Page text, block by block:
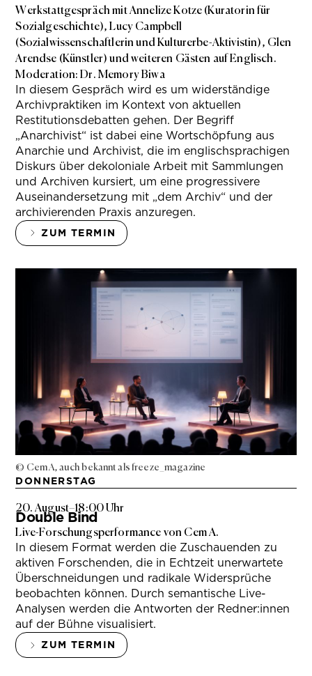
Werkstattgespräch mit Annelize Kotze (Kuratorin für
Sozialgeschichte), Lucy Campbell
(Sozialwissenschaftlerin und Kulturerbe-Aktivistin), Glen
Arendse (Künstler) und weiteren Gästen auf Englisch.
Moderation: Dr. Memory Biwa
In diesem Gespräch wird es um widerständige
Archivpraktiken im Kontext von aktuellen
Restitutionsdebatten gehen. Der Begriff
„Anarchivist“ ist dabei eine Wortschöpfung aus
Anarchie und Archivist, die im englischsprachigen
Diskurs über dekoloniale Arbeit mit Sammlungen
und Archiven kursiert, um eine progressivere
Auseinandersetzung mit „dem Archiv“ und der
archivierenden Praxis anzuregen.
ZUM TERMIN
© Cem A, auch bekannt als freeze_magazine
DONNERSTAG
20. August–18:00 Uhr
Double Bind
Live-Forschungsperformance von Cem A.
In diesem Format werden die Zuschauenden zu
aktiven Forschenden, die in Echtzeit unerwartete
Überschneidungen und radikale Widersprüche
beobachten können. Durch semantische Live-
Analysen werden die Antworten der Redner:innen
auf der Bühne visualisiert.
ZUM TERMIN